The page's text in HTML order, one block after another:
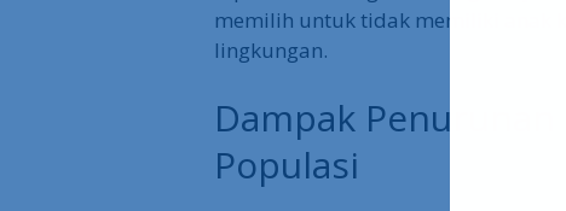
memilih untuk tidak memiliki anak
lingkungan.
Dampak Penurunan
Populasi